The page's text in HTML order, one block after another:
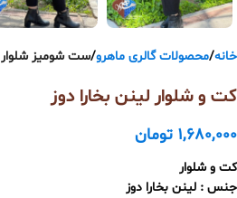
خانه محصولات گالری ماهرو ست شومیز شلوار
کت و شلوار لینن بخارا دوز
1,680,000 تومان
کت و شلوار
جنس : لینن بخارا دوز